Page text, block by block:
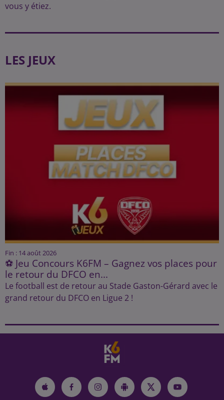
vous y étiez.
LES JEUX
Fin : 14 août 2026
⚽ Jeu Concours K6FM – Gagnez vos places pour
le retour du DFCO en...
Le football est de retour au Stade Gaston-Gérard avec le
grand retour du DFCO en Ligue 2 !